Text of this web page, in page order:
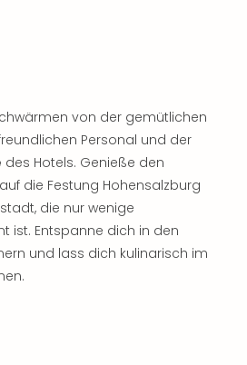
von der gemütlichen
Personal und der
des Hotels. Genieße den
die Festung Hohensalzburg
die nur wenige
ist. Entspanne dich in den
und lass dich kulinarisch im